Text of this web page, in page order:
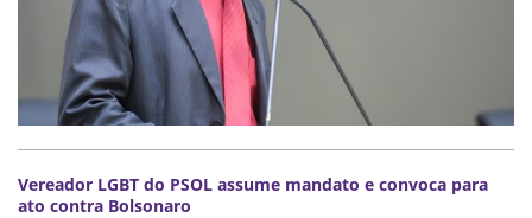
Vereador LGBT do PSOL assume mandato e convoca para
ato contra Bolsonaro